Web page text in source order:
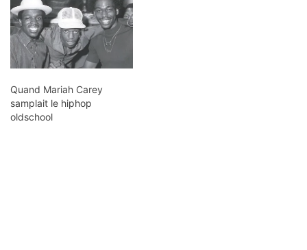
Quand Mariah Carey
samplait le hiphop
oldschool